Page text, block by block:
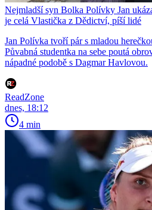
Nejmladší syn Bolka Polívky Jan
je celá Vlastička z Dědictví, píší lidé
Jan Polívka tvoří pár s mladou
Půvabná studentka na sebe poutá
nápadné podobě s Dagmar Havlovou.
ReadZone
dnes, 18:12
4 min